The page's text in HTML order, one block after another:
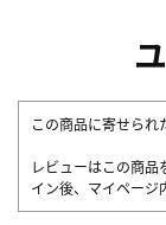
この商品に寄せられ
レビューはこの商
イン後、マイページ